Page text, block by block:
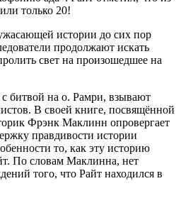
только 20!
истории до сих пор
продолжают искать
свет на произошедшее на
битвой на о. Рамри, взывают
В своей книге, посвящённой
Фрэнк Маклинн опровергает
правдивости истории
то, как эту историю
По словам Маклинна, нет
того, что Райт находился в